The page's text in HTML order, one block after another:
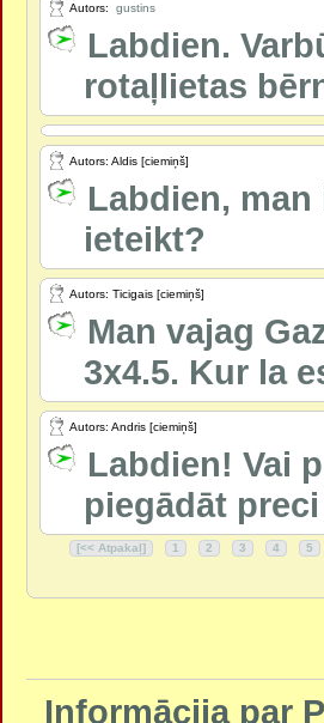
Autors: gustins
Labdien.
rotaļlietas
Autors: Aldis [ciemiņš]
Labdien,
ieteikt?
Autors: Ticigais [ciemiņš]
Man vajag
3x4.5. Kur la
Autors: Andris [ciemiņš]
Labdien! Vai
piegādāt
[<< Atpakaļ] 1 2 3 4 5
Informācija par